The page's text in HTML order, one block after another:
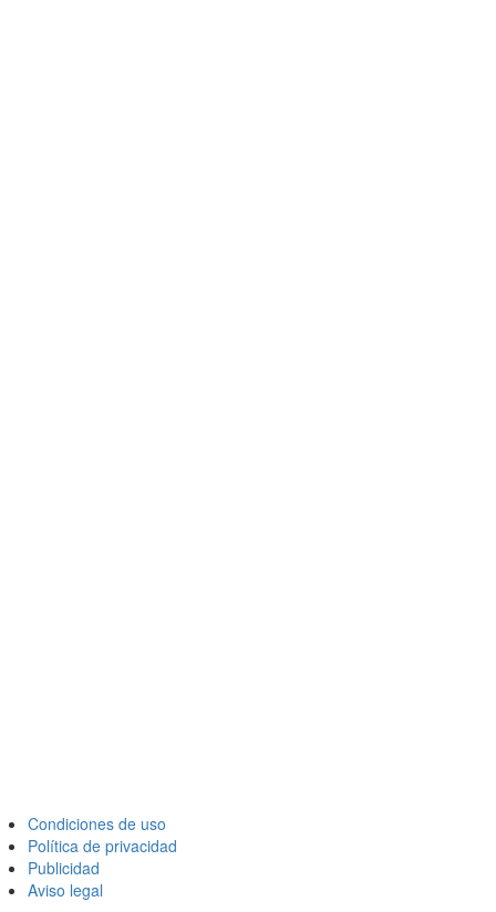
Condiciones de uso
Política de privacidad
Publicidad
Aviso legal